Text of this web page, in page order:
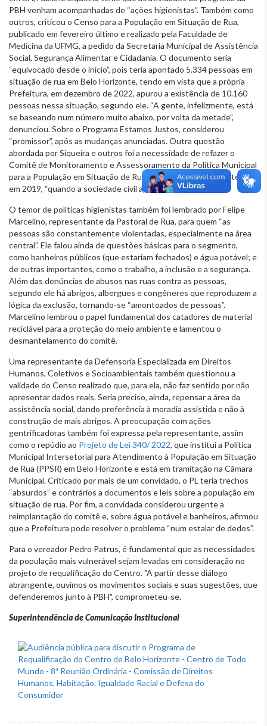
PBH venham acompanhadas de “ações higienistas”. Também como
outros, criticou o Censo para a População em Situação de Rua,
publicado em fevereiro último e realizado pela Faculdade de
Medicina da UFMG, a pedido da Secretaria Municipal de Assistência
Social, Segurança Alimentar e Cidadania. O documento seria
“equivocado desde o início”, pois teria apontado 5.334 pessoas em
situação de rua em Belo Horizonte, tendo em vista que a própria
Prefeitura, em dezembro de 2022, apurou a existência de 10.160
pessoas nessa situação, segundo ele. “A gente, infelizmente, está
se baseando num número muito abaixo, por volta da metade”,
denunciou. Sobre o Programa Estamos Justos, considerou
“promissor”, após as mudanças anunciadas. Outra questão
abordada por Siqueira e outros foi a necessidade de refazer o
Comitê de Monitoramento e Assessoramento da Política Municipal
para a População em Situação de Rua, que teria sido desmantelado
em 2019, “quando a sociedade civil apontou críticas”.
O temor de políticas higienistas também foi lembrado por Felipe
Marcelino, representante da Pastoral de Rua, para quem “as
pessoas são constantemente violentadas, especialmente na área
central”. Ele falou ainda de questões básicas para o segmento,
como banheiros públicos (que estariam fechados) e água potável; e
de outras importantes, como o trabalho, a inclusão e a segurança.
Além das denúncias de abusos nas ruas contra as pessoas,
segundo ele há abrigos, albergues e congêneres que reproduzem a
lógica da exclusão, tornando-se “amontoados de pessoas”.
Marcelino lembrou o papel fundamental dos catadores de material
reciclável para a proteção do meio ambiente e lamentou o
desmantelamento do comitê.
Uma representante da Defensoria Especializada em Direitos
Humanos, Coletivos e Socioambientais também questionou a
validade do Censo realizado que, para ela, não faz sentido por não
apresentar dados reais. Seria preciso, ainda, repensar a área da
assistência social, dando preferência à moradia assistida e não à
construção de mais abrigos. A preocupação com ações
gentrificadoras também foi expressa pela representante, assim
como o repúdio ao Projeto de Lei 340/ 2022, que institui a Política
Municipal Intersetorial para Atendimento à População em Situação
de Rua (PPSR) em Belo Horizonte e está em tramitação na Câmara
Municipal. Criticado por mais de um convidado, o PL teria trechos
“absurdos” e contrários a documentos e leis sobre a população em
situação de rua. Por fim, a convidada considerou urgente a
reimplantação do comitê e, sobre água potável e banheiros, afirmou
que a Prefeitura pode resolver o problema “num estalar de dedos”.
Para o vereador Pedro Patrus, é fundamental que as necessidades
da população mais vulnerável sejam levadas em consideração no
projeto de requalificação do Centro. "A partir desse diálogo
abrangente, ouvimos os movimentos sociais e suas sugestões, que
defenderemos junto à PBH", comprometeu-se.
Superintendência de Comunicação Institucional